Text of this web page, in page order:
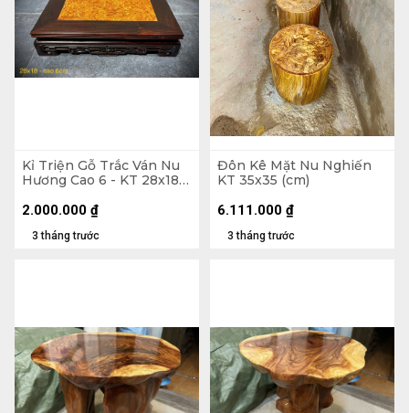
Kỉ Triện Gỗ Trắc Ván Nu
Hương Cao 6 - KT 28x18
3 tháng trước
2.000.000 ₫
Đôn Kê Mặt Nu Nghiến
KT 35x35 (cm)
3 tháng trước
6.111.000 ₫